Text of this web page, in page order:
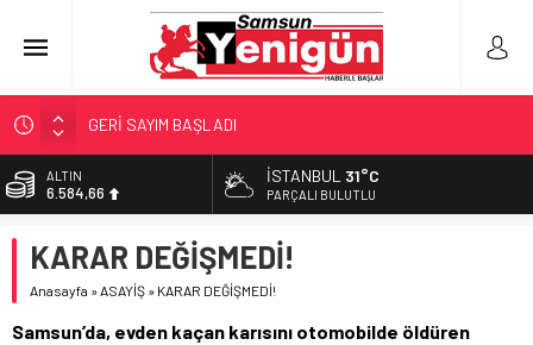
GERİ SAYIM BAŞLADI
SAMSUNSPOR’DA HEDEF 5’İNCİLİK!
‘BAFRA’YA YATIRIM YAPIN!’
YÖNETİCİ SEÇERKEN YAPILAN EN BÜYÜK HATALAR
ALTIN
6.584,66
13.889,75
DOLAR
İSTANBUL 31°C
PARÇALI BULUTLU
KARAR DEĞİŞMEDİ!
Anasayfa »ASAYİŞ » KARAR DEĞİŞMEDİ!
Samsun’da, evden kaçan karısını otomobilde öldüren